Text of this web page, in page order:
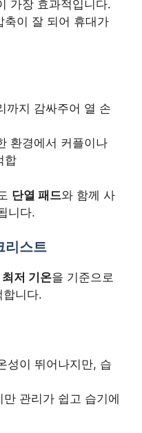
가장 효과적입니다.
축이 잘 되어 휴대가
까지 감싸주어 열 손
환경에서 커플이나
합
단열 패드와 함께 사
니다.
리스트
최저 기온을 기준으로
니다.
성이 뛰어나지만, 습
만 관리가 쉽고 습기에